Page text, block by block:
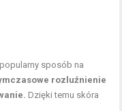
sposób na
rozluźnienie
Dzięki temu skóra